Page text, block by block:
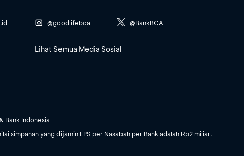
@goodlifebca @BankBCA
Lihat Semua Media Sosial
Bank Indonesia
simpanan yang dijamin LPS per Nasabah per Bank adalah Rp2 miliar.